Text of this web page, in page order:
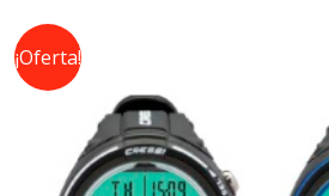
¡Oferta!